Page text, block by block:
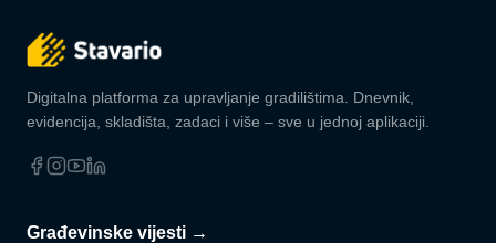
Digitalna platforma za upravljanje gradilištima. Dnevnik,
evidencija, skladišta, zadaci i više – sve u jednoj aplikaciji.
Građevinske vijesti →